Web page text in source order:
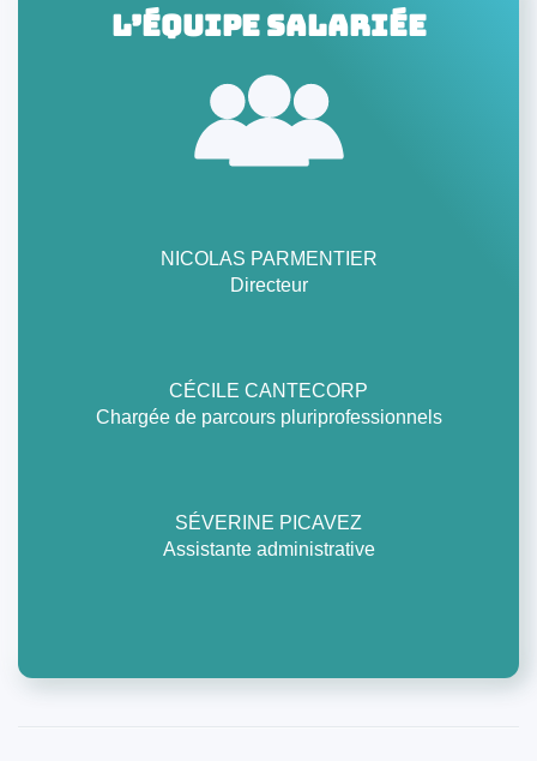
L’équipe salariée
NICOLAS PARMENTIER
Directeur
CÉCILE CANTECORP
Chargée de parcours pluriprofessionnels
SÉVERINE PICAVEZ
Assistante administrative